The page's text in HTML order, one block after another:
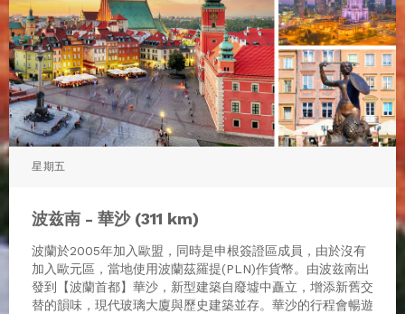
星期五
波兹南 - 華沙 (311 km)
波蘭於2005年加入歐盟，同時是申根簽證區成員，由於沒有
加入歐元區，當地使用波蘭茲羅提(PLN)作貨幣。由波兹南出
發到【波蘭首都】華沙，新型建築自廢墟中矗立，增添新舊交
替的韻味，現代玻璃大廈與歷史建築並存。華沙的行程會暢遊